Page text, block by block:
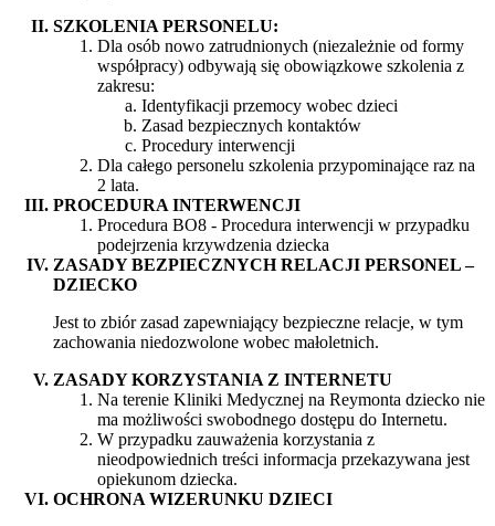
SZKOLENIA PERSONELU:
Dla osób nowo zatrudnionych (niezależnie od formy
współpracy) odbywają się obowiązkowe szkolenia z
zakresu:
Identyfikacji przemocy wobec dzieci
Zasad bezpiecznych kontaktów
Procedury interwencji
Dla całego personelu szkolenia przypominające raz na
2 lata.
PROCEDURA INTERWENCJI
Procedura BO8 - Procedura interwencji w przypadku
podejrzenia krzywdzenia dziecka
ZASADY BEZPIECZNYCH RELACJI PERSONEL –
DZIECKO
Jest to zbiór zasad zapewniający bezpieczne relacje, w tym
zachowania niedozwolone wobec małoletnich.
ZASADY KORZYSTANIA Z INTERNETU
Na terenie Kliniki Medycznej na Reymonta dziecko nie
ma możliwości swobodnego dostępu do Internetu.
W przypadku zauważenia korzystania z
nieodpowiednich treści informacja przekazywana jest
opiekunom dziecka.
OCHRONA WIZERUNKU DZIECI